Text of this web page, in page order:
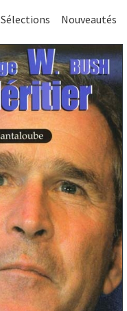
Sélections Nouveautés